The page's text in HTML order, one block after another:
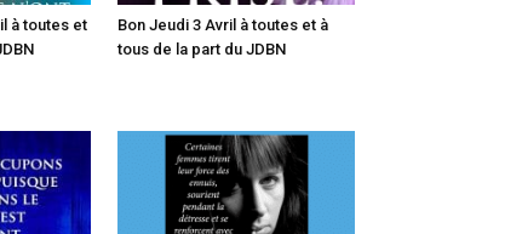
à toutes et
Bon Jeudi 3 Avril à toutes et à
tous de la part du JDBN